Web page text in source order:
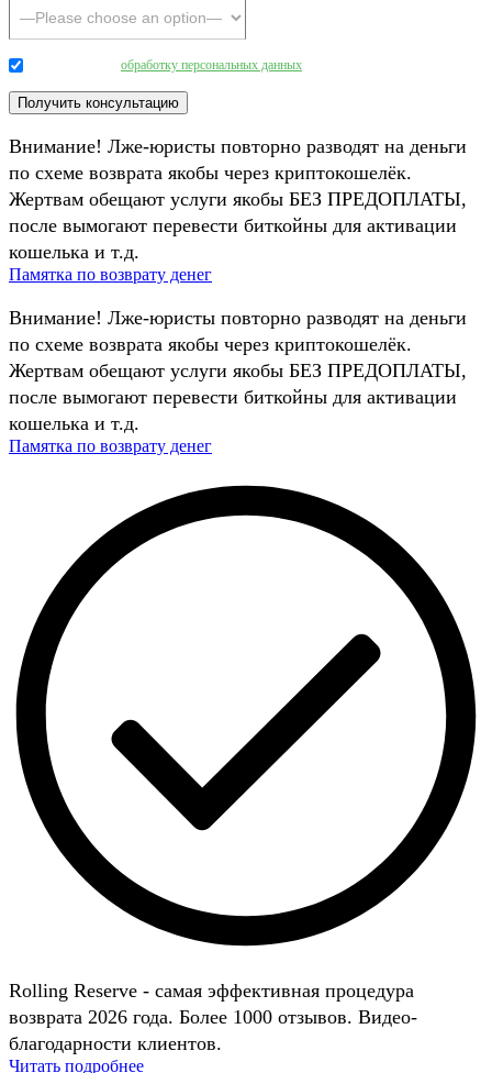
обработку персональных данных
Внимание! Лже-юристы повторно разводят на деньги
по схеме возврата якобы через криптокошелёк.
Жертвам обещают услуги якобы БЕЗ ПРЕДОПЛАТЫ,
после вымогают перевести биткойны для активации
кошелька и т.д.
Памятка по возврату денег
Внимание! Лже-юристы повторно разводят на деньги
по схеме возврата якобы через криптокошелёк.
Жертвам обещают услуги якобы БЕЗ ПРЕДОПЛАТЫ,
после вымогают перевести биткойны для активации
кошелька и т.д.
Памятка по возврату денег
Rolling Reserve - самая эффективная процедура
возврата 2026 года. Более 1000 отзывов. Видео-
благодарности клиентов.
Читать подробнее